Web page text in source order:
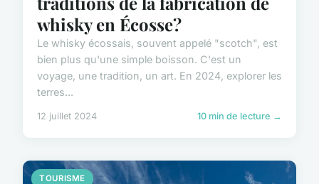
whisky en Écosse?
Le whisky écossais, souvent appelé "scotch", est
bien plus qu'une simple boisson. C'est un
voyage, une tradition, un art. En 2024, explorer les
terres...
12 juillet 2024 10 min de lecture →
TOURISME